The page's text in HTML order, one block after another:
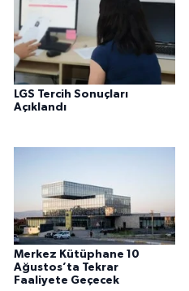
LGS Tercih Sonuçları
Açıklandı
Merkez Kütüphane 10
Ağustos’ta Tekrar
Faaliyete Geçecek